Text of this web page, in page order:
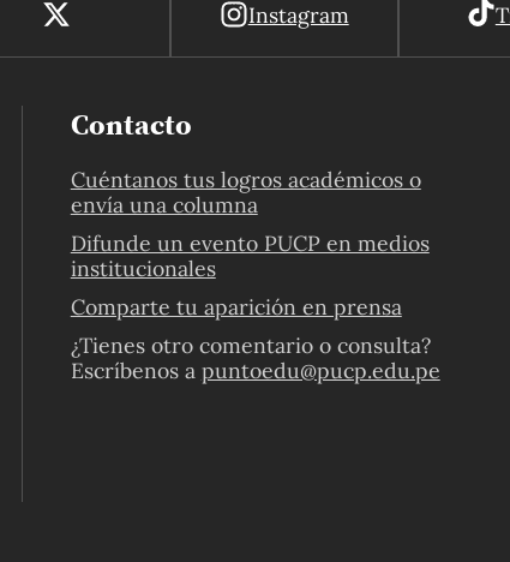
Instagram
Contacto
Cuéntanos tus logros académicos o
envía una columna
Difunde un evento PUCP en medios
institucionales
Comparte tu aparición en prensa
¿Tienes otro comentario o consulta?
Escríbenos a puntoedu@pucp.edu.pe